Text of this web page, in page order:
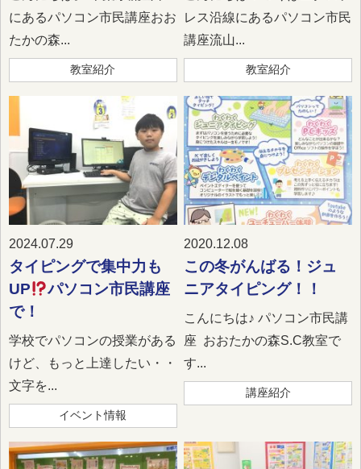
にあるパソコン市民講座おお
たかの森...
教室紹介
レス沿線にあるパソコン市民
講座流山...
教室紹介
2024.07.29
タイピングで集中力も
UP
パソコン市民講座
で！
学校でパソコンの授業がある
けど、もっと上達したい・・
文字を...
イベント情報
2020.12.08
この冬がんばる！ジュ
ニアタイピング！！
こんにちは♪ パソコン市民講
座 おおたかの森S.C教室で
す...
講座紹介